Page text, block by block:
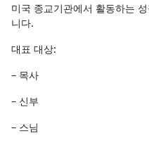
미국 종교기관에서 활동하는
니다.
대표 대상:
– 목사
– 신부
– 스님